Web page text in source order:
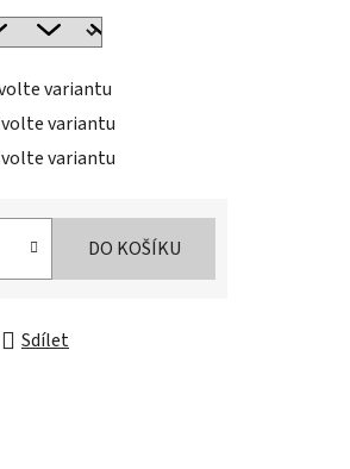
variantu
variantu
variantu
DO KOŠÍKU
Sdílet